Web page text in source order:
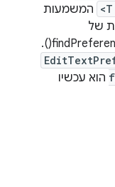
המשמעות
של
Preferences כשמשתמשים ב-findPreference().
הוא עכשיו